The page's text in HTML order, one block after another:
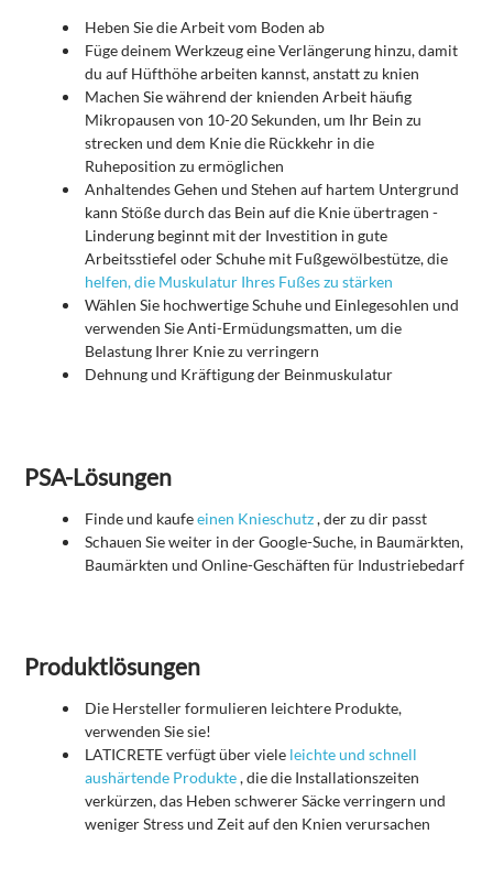
Heben Sie die Arbeit vom Boden ab
Füge deinem Werkzeug eine Verlängerung hinzu, damit
du auf Hüfthöhe arbeiten kannst, anstatt zu knien
Machen Sie während der knienden Arbeit häufig
Mikropausen von 10-20 Sekunden, um Ihr Bein zu
strecken und dem Knie die Rückkehr in die
Ruheposition zu ermöglichen
Anhaltendes Gehen und Stehen auf hartem Untergrund
kann Stöße durch das Bein auf die Knie übertragen -
Linderung beginnt mit der Investition in gute
Arbeitsstiefel oder Schuhe mit Fußgewölbestütze, die
helfen, die Muskulatur Ihres Fußes zu stärken
Wählen Sie hochwertige Schuhe und Einlegesohlen und
verwenden Sie Anti-Ermüdungsmatten, um die
Belastung Ihrer Knie zu verringern
Dehnung und Kräftigung der Beinmuskulatur
PSA-Lösungen
Finde und kaufeeinen Knieschutz, der zu dir passt
Schauen Sie weiter in der Google-Suche, in Baumärkten,
Baumärkten und Online-Geschäften für Industriebedarf
Produktlösungen
Die Hersteller formulieren leichtere Produkte,
verwenden Sie sie!
LATICRETE verfügt über viele leichte und schnell
aushärtende Produkte, die die Installationszeiten
verkürzen, das Heben schwerer Säcke verringern und
weniger Stress und Zeit auf den Knien verursachen